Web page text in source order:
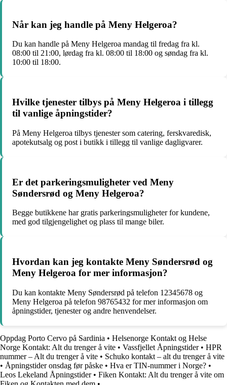
Når kan jeg handle på Meny Helgeroa?
Du kan handle på Meny Helgeroa mandag til fredag fra kl.
08:00 til 21:00, lørdag fra kl. 08:00 til 18:00 og søndag fra kl.
10:00 til 18:00.
Hvilke tjenester tilbys på Meny Helgeroa i tillegg
til vanlige åpningstider?
På Meny Helgeroa tilbys tjenester som catering, ferskvaredisk,
apotekutsalg og post i butikk i tillegg til vanlige dagligvarer.
Er det parkeringsmuligheter ved Meny
Søndersrød og Meny Helgeroa?
Begge butikkene har gratis parkeringsmuligheter for kundene,
med god tilgjengelighet og plass til mange biler.
Hvordan kan jeg kontakte Meny Søndersrød og
Meny Helgeroa for mer informasjon?
Du kan kontakte Meny Søndersrød på telefon 12345678 og
Meny Helgeroa på telefon 98765432 for mer informasjon om
åpningstider, tjenester og andre henvendelser.
Oppdag Porto Cervo på Sardinia • Helsenorge Kontakt og Helse
Norge Kontakt: Alt du trenger å vite • Vassfjellet Åpningstider• HPR
nummer – Alt du trenger å vite • Schuko kontakt – alt du trenger å vite
• Åpningstider onsdag før påske • Hva er TIN-nummer i Norge? •
Leos Lekeland Åpningstider• Fiken Kontakt: Alt du trenger å vite om